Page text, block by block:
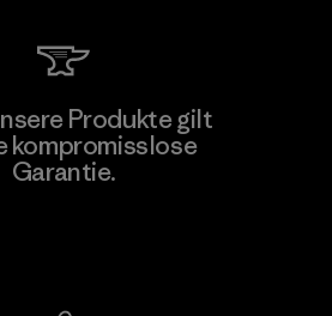
Inc.
Produkte gilt
kompromisslose
Garantie.